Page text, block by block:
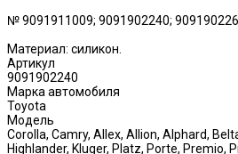
№ 9091911009; 9091902240;
Материал: силикон.
Артикул
9091902240
Марка автомобиля
Toyota
Модель
Corolla, Camry, Allex, Allion, Alphard,
Highlander, Kluger, Platz, Porte, Premio,